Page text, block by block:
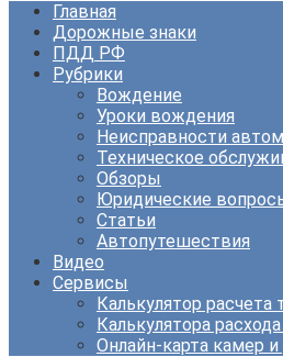
Главная
Дорожные знаки
ПДД РФ
Рубрики
Вождение
Уроки вождения
Неисправности
Техническое
Обзоры
Юридические
Статьи
Автопутешествия
Видео
Сервисы
Калькулятор расчета
Калькулятора
Онлайн-карта камер